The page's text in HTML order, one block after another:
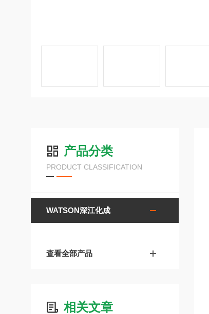
产品分类
PRODUCT CLASSIFICATION
WATSON深江化成
查看全部产品
相关文章